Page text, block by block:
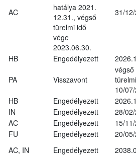
AC
hatálya 2021.
12.31., végső
türelmi idő
vége
2023.06.30.
31/
HB Engedélyezett
PA Visszavont
végső
10/
HB Engedélyezett
IN Engedélyezett
28/
AC Engedélyezett
15/
FU Engedélyezett
20/
AC, IN Engedélyezett